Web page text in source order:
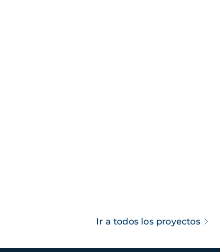
Ir a todos los proyectos